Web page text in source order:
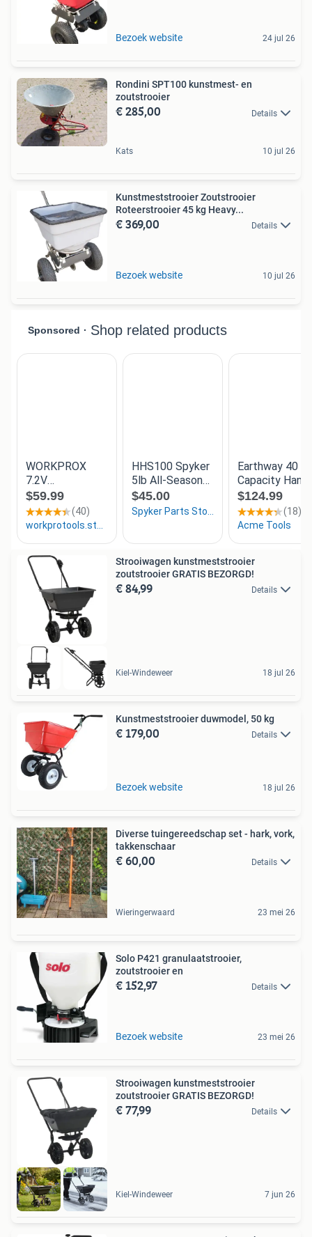
Bezoek website 24 jul 26
Rondini SPT100 kunstmest- en
zoutstrooier
€ 285,00 Details
Kats 10 jul 26
Kunstmeststrooier Zoutstrooier
Roteerstrooier 45 kg Heavy...
€ 369,00 Details
Bezoek website 10 jul 26
Strooiwagen kunstmeststrooier
zoutstrooier GRATIS BEZORGD!
€ 84,99 Details
Kiel-Windeweer 18 jul 26
Kunstmeststrooier duwmodel, 50 kg
€ 179,00 Details
Bezoek website 18 jul 26
Diverse tuingereedschap set - hark, vork,
takkenschaar
€ 60,00 Details
Wieringerwaard 23 mei 26
Solo P421 granulaatstrooier,
zoutstrooier en
€ 152,97 Details
Bezoek website 23 mei 26
Strooiwagen kunstmeststrooier
zoutstrooier GRATIS BEZORGD!
€ 77,99 Details
Kiel-Windeweer 7 jun 26